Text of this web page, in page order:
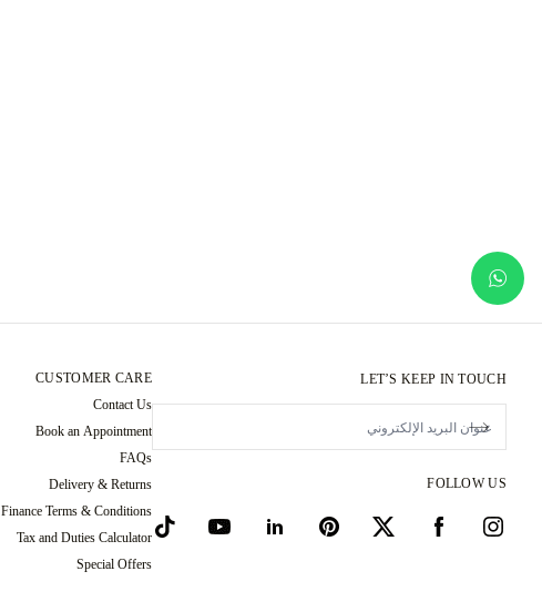
LET’S KEEP IN TOUCH
FOLLOW US
CUSTOMER CARE
Contact Us
Book an Appointment
FAQs
Delivery & Returns
Finance Terms & Conditions
Tax and Duties Calculator
Special Offers